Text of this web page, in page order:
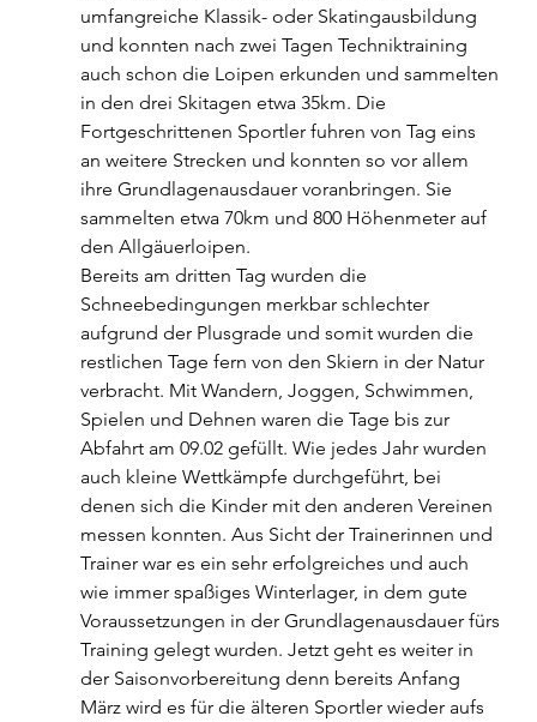
umfangreiche Klassik- oder Skatingausbildung
und konnten nach zwei Tagen Techniktraining
auch schon die Loipen erkunden und sammelten
in den drei Skitagen etwa 35km. Die
Fortgeschrittenen Sportler fuhren von Tag eins
an weitere Strecken und konnten so vor allem
ihre Grundlagenausdauer voranbringen. Sie
sammelten etwa 70km und 800 Höhenmeter auf
den Allgäuerloipen.
Bereits am dritten Tag wurden die
Schneebedingungen merkbar schlechter
aufgrund der Plusgrade und somit wurden die
restlichen Tage fern von den Skiern in der Natur
verbracht. Mit Wandern, Joggen, Schwimmen,
Spielen und Dehnen waren die Tage bis zur
Abfahrt am 09.02 gefüllt. Wie jedes Jahr wurden
auch kleine Wettkämpfe durchgeführt, bei
denen sich die Kinder mit den anderen Vereinen
messen konnten. Aus Sicht der Trainerinnen und
Trainer war es ein sehr erfolgreiches und auch
wie immer spaßiges Winterlager, in dem gute
Voraussetzungen in der Grundlagenausdauer fürs
Training gelegt wurden. Jetzt geht es weiter in
der Saisonvorbereitung denn bereits Anfang
März wird es für die älteren Sportler wieder aufs